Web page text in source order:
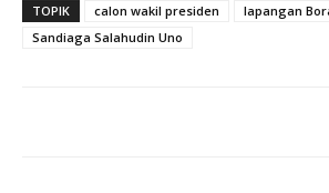
TOPIK calon wakil presiden lapangan
Sandiaga Salahudin Uno